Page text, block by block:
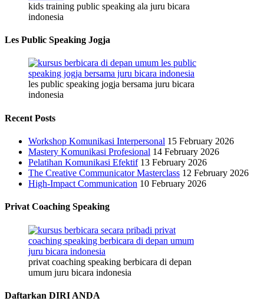
kids training public speaking ala juru bicara
indonesia
Les Public Speaking Jogja
les public speaking jogja bersama juru bicara
indonesia
Recent Posts
Workshop Komunikasi Interpersonal 15 February 2026
Mastery Komunikasi Profesional 14 February 2026
Pelatihan Komunikasi Efektif 13 February 2026
The Creative Communicator Masterclass 12 February 2026
High-Impact Communication 10 February 2026
Privat Coaching Speaking
privat coaching speaking berbicara di depan
umum juru bicara indonesia
Daftarkan DIRI ANDA